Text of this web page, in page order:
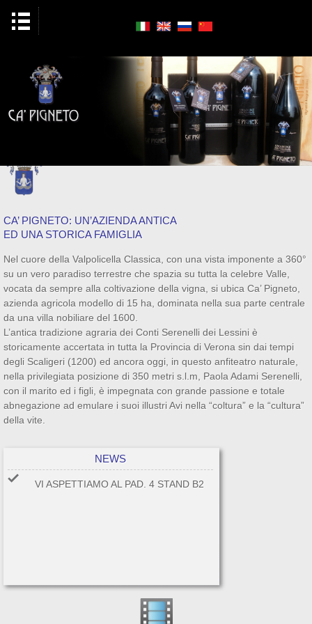
CA’ PIGNETO: UN’AZIENDA ANTICA
ED UNA STORICA FAMIGLIA
Nel cuore della Valpolicella Classica, con una vista imponente a 360°
su un vero paradiso terrestre che spazia su tutta la celebre Valle,
vocata da sempre alla coltivazione della vigna, si ubica Ca’ Pigneto,
azienda agricola modello di 15 ha, dominata nella sua parte centrale
da una villa nobiliare del 1600.
L’antica tradizione agraria dei Conti Serenelli dei Lessini è
storicamente accertata in tutta la Provincia di Verona sin dai tempi
degli Scaligeri (1200) ed ancora oggi, in questo anfiteatro naturale,
nella privilegiata posizione di 350 metri s.l.m, Paola Adami Serenelli,
con il marito ed i figli, è impegnata con grande passione e totale
abnegazione ad emulare i suoi illustri Avi nella “coltura” e la “cultura”
della vite.
NEWS
VI ASPETTIAMO AL PAD. 4 STAND B2